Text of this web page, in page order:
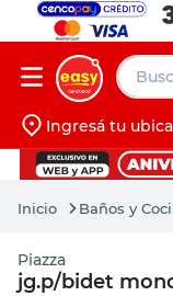
Iniciá
Ingresá tu
Baños y
Piazza
jg.p/bidet
muebles
pintura
escritorio
puertas